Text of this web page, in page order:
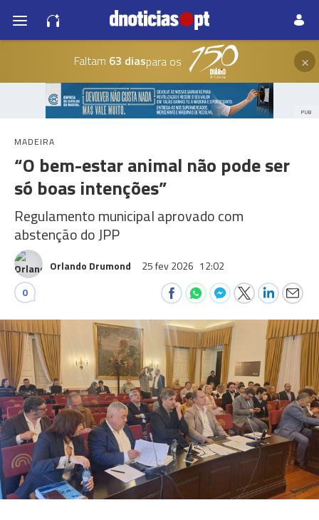
Faltam 63 diaspara os ×
PUB
MADEIRA
“O bem-estar animal não pode ser
só boas intenções”
Regulamento municipal aprovado com
abstenção do JPP
Orlando Drumond 25 fev 2026 12:02
0